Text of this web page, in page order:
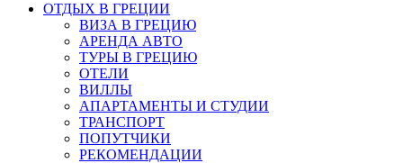
ОТДЫХ В ГРЕЦИИ
ВИЗА В ГРЕЦИЮ
АРЕНДА АВТО
ТУРЫ В ГРЕЦИЮ
ОТЕЛИ
ВИЛЛЫ
АПАРТАМЕНТЫ И СТУДИИ
ТРАНСПОРТ
ПОПУТЧИКИ
РЕКОМЕНДАЦИИ